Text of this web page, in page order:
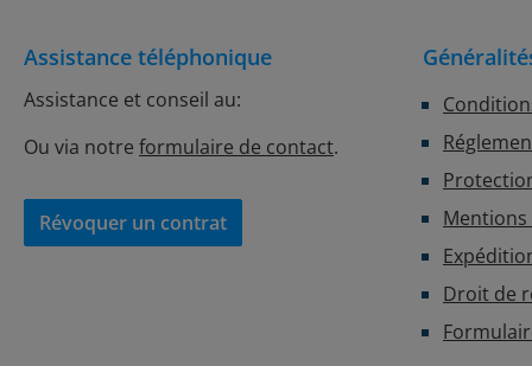
Assistance téléphonique
Assistance et conseil au:
Ou via notre formulaire de contact.
Révoquer un contrat
Mentions
Droit de